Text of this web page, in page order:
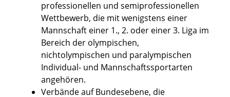
professionellen und semiprofessionellen
Wettbewerb, die mit wenigstens einer
Mannschaft einer 1., 2. oder einer 3. Liga im
Bereich der olympischen,
nichtolympischen und paralympischen
Individual- und Mannschaftssportarten
angehören.
Verbände auf Bundesebene, die